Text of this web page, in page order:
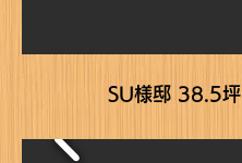
SU様邸 38.5坪